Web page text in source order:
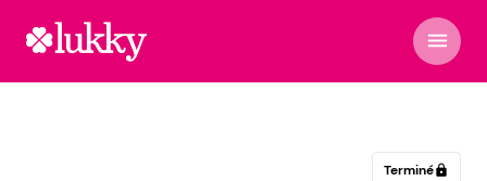
menu
Terminélock